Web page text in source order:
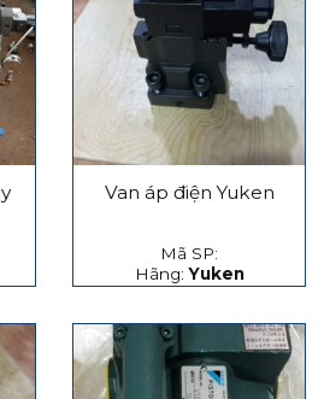
Van áp điện Yuken
Mã SP:
Hãng:Yuken